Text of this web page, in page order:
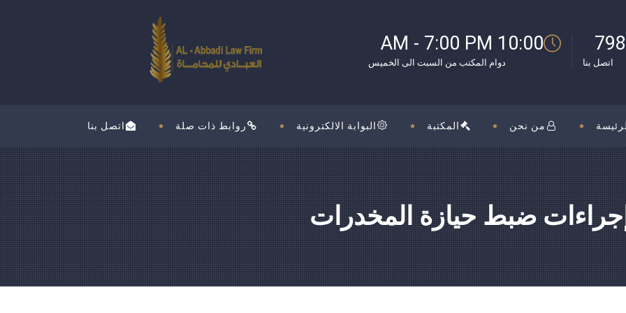
10:00 AM - 7:00 PM
دوام المكتب من السبت الى الخميس اتصل بنا
اتصل بنا روابط ذات صلة البوابة الالكترونية المكتبة من نحن
إجراءات ضبط حيازة المخدرات